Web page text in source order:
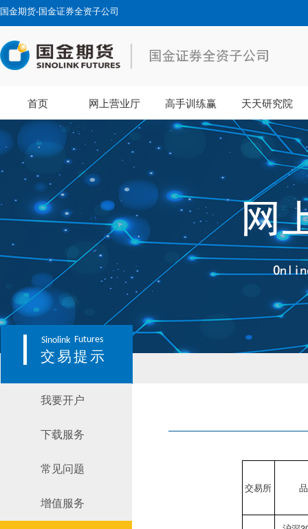
国金期货-国金证券全资子公司
首页 网上营业厅 高手训练赢 天天研究院
Sinolink Futures
交易提示
我要开户
下载服务
常见问题
增值服务
交易所